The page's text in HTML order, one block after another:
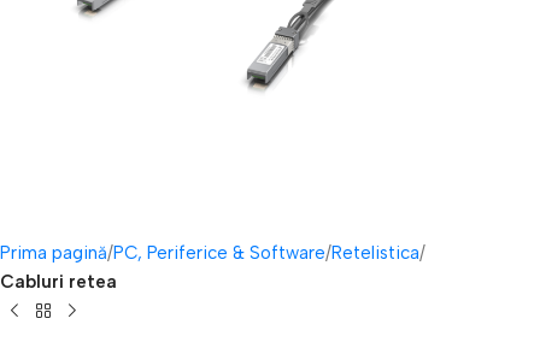
Prima pagină PC, Periferice & Software Retelistica
Cabluri retea